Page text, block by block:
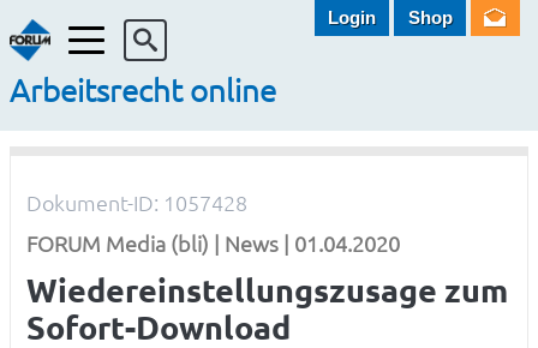
Menü
Arbeitsrecht online
Login Shop
Dokument-ID: 1057428
FORUM Media (bli) | News | 01.04.2020
Wiedereinstellungszusage zum
Sofort-Download